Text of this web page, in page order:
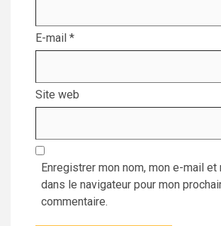
E-mail *
Site web
Enregistrer mon nom, mon e-mail et
dans le navigateur pour mon
commentaire.